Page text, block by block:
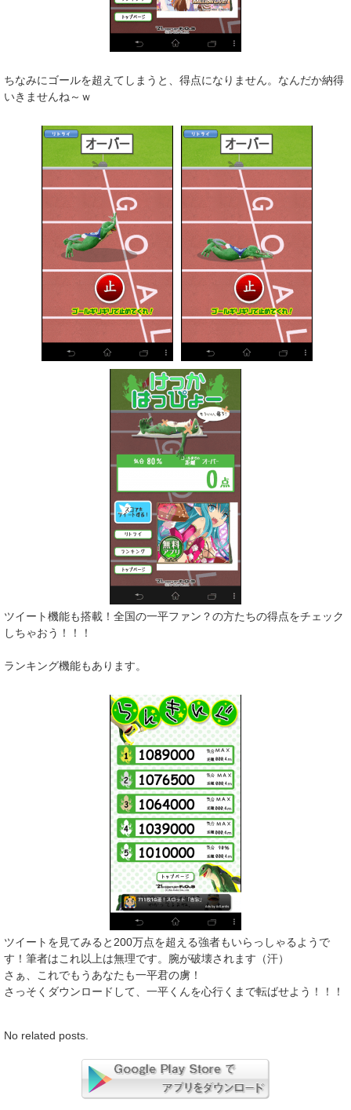
ちなみにゴールを超えてしまうと、得点になりません。なんだか納得
いきませんね～ｗ
ツイート機能も搭載！全国の一平ファン？の方たちの得点をチェック
しちゃおう！！！
ランキング機能もあります。
ツイートを見てみると200万点を超える強者もいらっしゃるようで
す！筆者はこれ以上は無理です。腕が破壊されます（汗）
さぁ、これでもうあなたも一平君の虜！
さっそくダウンロードして、一平くんを心行くまで転ばせよう！！！
No related posts.